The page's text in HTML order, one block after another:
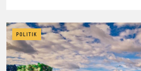
POLITIK